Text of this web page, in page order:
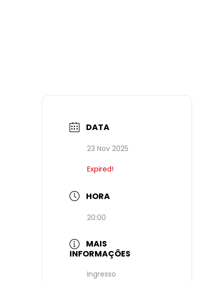
DATA
23 Nov 2025
Expired!
HORA
20:00
MAIS
INFORMAÇÕES
Ingresso